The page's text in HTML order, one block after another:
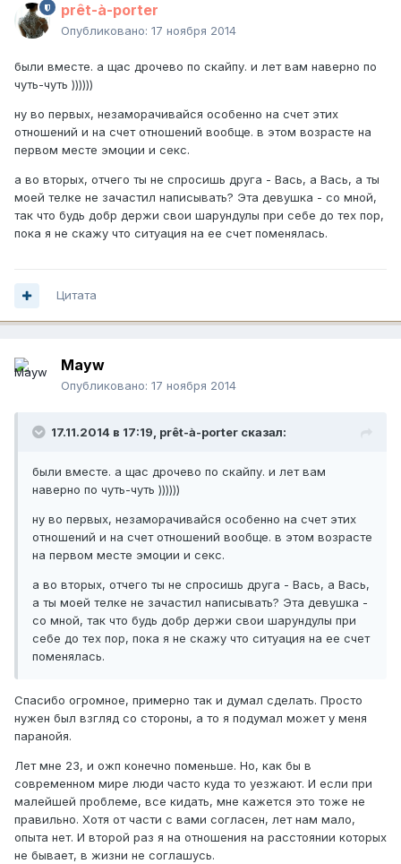
prêt-à-porter
Опубликовано: 17 ноября 2014
были вместе. а щас дрочево по скайпу. и лет вам наверно по
чуть-чуть ))))))
ну во первых, незаморачивайся особенно на счет этих
отношений и на счет отношений вообще. в этом возрасте на
первом месте эмоции и секс.
а во вторых, отчего ты не спросишь друга - Вась, а Вась, а ты
моей телке не зачастил написывать? Эта девушка - со мной,
так что будь добр держи свои шарундулы при себе до тех пор,
пока я не скажу что ситуация на ее счет поменялась.
Цитата
Mayw
Опубликовано: 17 ноября 2014
17.11.2014 в 17:19, prêt-à-porter сказал:
были вместе. а щас дрочево по скайпу. и лет вам
наверно по чуть-чуть ))))))
ну во первых, незаморачивайся особенно на счет этих
отношений и на счет отношений вообще. в этом возрасте
на первом месте эмоции и секс.
а во вторых, отчего ты не спросишь друга - Вась, а Вась,
а ты моей телке не зачастил написывать? Эта девушка -
со мной, так что будь добр держи свои шарундулы при
себе до тех пор, пока я не скажу что ситуация на ее счет
поменялась.
Спасибо огромное, примерно так и думал сделать. Просто
нужен был взгляд со стороны, а то я подумал может у меня
паранойя.
Лет мне 23, и ожп конечно поменьше. Но, как бы в
современном мире люди часто куда то уезжают. И если при
малейшей проблеме, все кидать, мне кажется это тоже не
правильно. Хотя от части с вами согласен, лет нам мало,
опыта нет. И второй раз я на отношения на расстоянии которых
не бывает, в жизни не соглашусь.